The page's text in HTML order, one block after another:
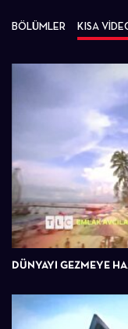
BÖLÜMLER KISA
DÜNYAYI GEZMEYE